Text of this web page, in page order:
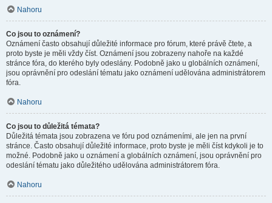
Nahoru
Co jsou to oznámení?
Oznámení často obsahují důležité informace pro fórum, které právě čtete, a
proto byste je měli vždy číst. Oznámení jsou zobrazeny nahoře na každé
stránce fóra, do kterého byly odeslány. Podobně jako u globálních oznámení,
jsou oprávnění pro odeslání tématu jako oznámení udělována administrátorem
fóra.
Nahoru
Co jsou to důležitá témata?
Důležitá témata jsou zobrazena ve fóru pod oznámeními, ale jen na první
stránce. Často obsahují důležité informace, proto byste je měli číst kdykoli je to
možné. Podobně jako u oznámení a globálních oznámení, jsou oprávnění pro
odeslání tématu jako důležitého udělována administrátorem fóra.
Nahoru